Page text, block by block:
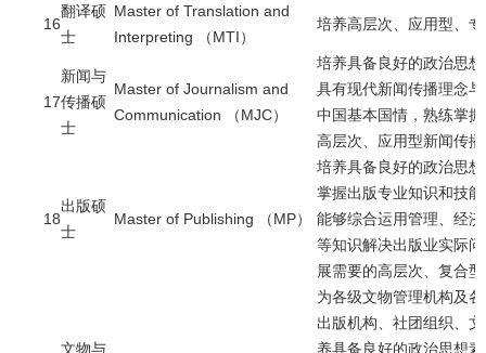
16
翻译硕
士
Master of Translation and
Interpreting （MTI）
培养高层次、应用型、
17
新闻与
传播硕
士
Master of Journalism and
Communication （MJC）
培养具备良好的政治思
具有现代新闻传播理念
中国基本国情，熟练掌
高层次、应用型新闻传
18
出版硕
士
Master of Publishing （MP）
培养具备良好的政治思
掌握出版专业知识和技
能够综合运用管理、经
等知识解决出版业实际
展需要的高层次、复合
文物与
为各级文物管理机构及
出版机构、社团组织、
养具备良好的政治思想